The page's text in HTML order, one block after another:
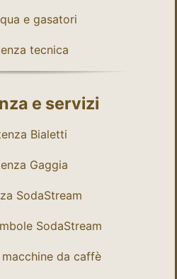
e gasatori
tecnica
e servizi
Bialetti
Gaggia
SodaStream
SodaStream
da caffè